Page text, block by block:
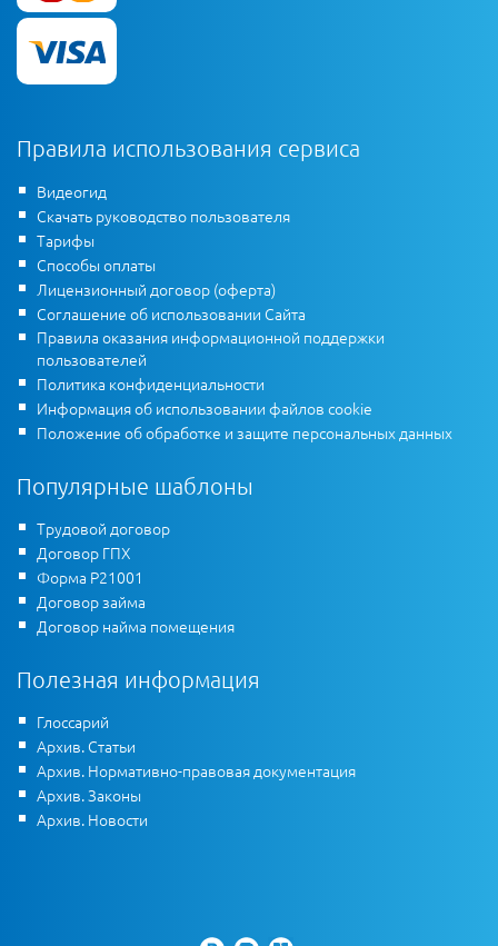
Правила использования сервиса
Видеогид
Скачать руководство пользователя
Тарифы
Способы оплаты
Лицензионный договор (оферта)
Соглашение об использовании Сайта
Правила оказания информационной поддержки
пользователей
Политика конфиденциальности
Информация об использовании файлов cookie
Положение об обработке и защите персональных данных
Популярные шаблоны
Трудовой договор
Договор ГПХ
Форма Р21001
Договор займа
Договор найма помещения
Полезная информация
Глоссарий
Архив. Статьи
Архив. Нормативно-правовая документация
Архив. Законы
Архив. Новости